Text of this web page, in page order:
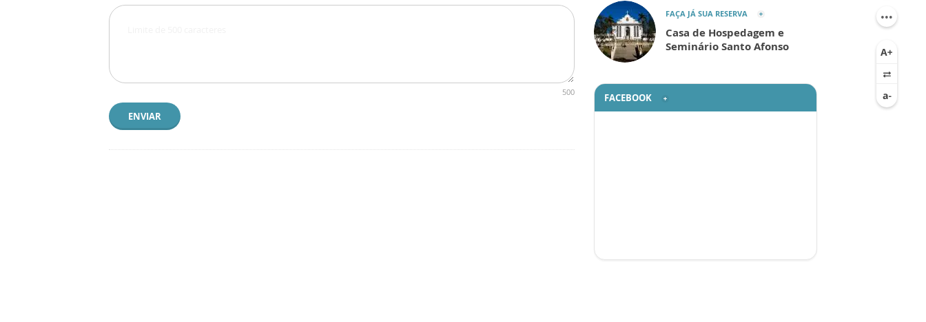
500
ENVIAR
FAÇA JÁ SUA RESERVA
Casa de Hospedagem e
Seminário Santo Afonso
FACEBOOK